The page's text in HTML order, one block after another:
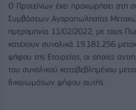
Ο Προτείνων έχει προχωρήσει στη
Συμβάσεων Αγοραπωλησίας
ημερομηνία 11/02/2022, με τους
κατέχουν συνολικά 19.181.256
ψήφου της Εταιρείας, οι οποίες
του συνολικού καταβεβλημένου
δικαιωμάτων ψήφου αυτής.